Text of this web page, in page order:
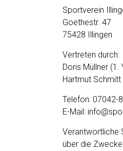
Sportverein
Goethestr. 47
75428 Illingen
Vertreten durch:
Doris Müllner
Hartmut
Telefon: 07042-
E-Mail:
Verantwortliche
über die